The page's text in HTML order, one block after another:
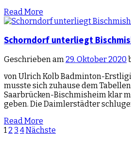
Read More
Schorndorf unterliegt
Geschrieben am 29. Oktober 2020
von Ulrich Kolb Badminton-
musste sich zuhause dem
Saarbrücken-Bischmisheim klar
geben. Die Daimlerstädter
Read More
Beitragsnavigation
1 2 3 4Nächste